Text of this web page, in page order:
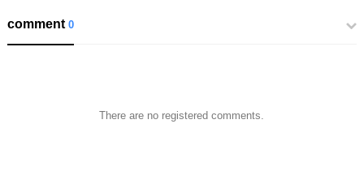
comment0
There are no registered comments.